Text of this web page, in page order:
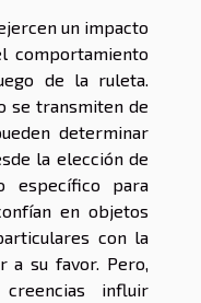
un impacto
comportamiento
de la ruleta.
se transmiten de
determinar
la elección de
específico para
en objetos
con la
a su favor. Pero,
influir